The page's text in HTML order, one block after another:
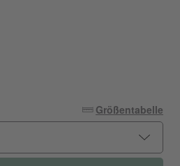
Größentabelle